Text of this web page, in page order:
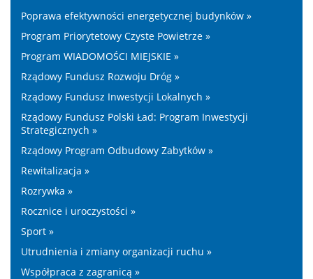
Poprawa efektywności energetycznej budynków »
Program Priorytetowy Czyste Powietrze »
Program WIADOMOŚCI MIEJSKIE »
Rządowy Fundusz Rozwoju Dróg »
Rządowy Fundusz Inwestycji Lokalnych »
Rządowy Fundusz Polski Ład: Program Inwestycji
Strategicznych »
Rządowy Program Odbudowy Zabytków »
Rewitalizacja »
Rozrywka »
Rocznice i uroczystości »
Sport »
Utrudnienia i zmiany organizacji ruchu »
Współpraca z zagranicą »